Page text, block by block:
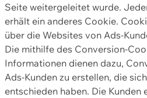
Seite weitergeleitet wurde.
erhält ein anderes Cookie.
über die Websites von Ads-
Die mithilfe des Conversion-
Informationen dienen dazu,
Ads-Kunden zu erstellen, die
entschieden haben. Die Kunden